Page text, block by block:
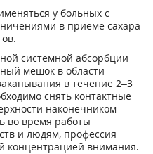
у больных с
в приеме сахара
системной абсорбции
мешок в области
в течение 2–3
снять контактные
наконечником
во время работы
и людям, профессия
концентрацией внимания.